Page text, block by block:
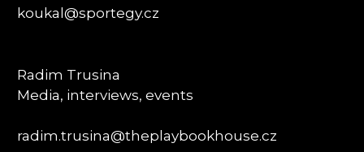
koukal@sportegy.cz
Radim Trusina
Media, interviews, events
radim.trusina@theplaybookhouse.cz